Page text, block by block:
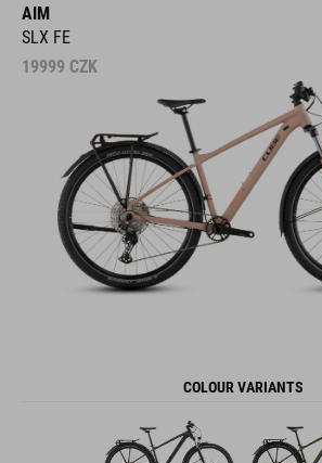
AIM
SLX FE
19999 CZK
COLOUR VARIANTS